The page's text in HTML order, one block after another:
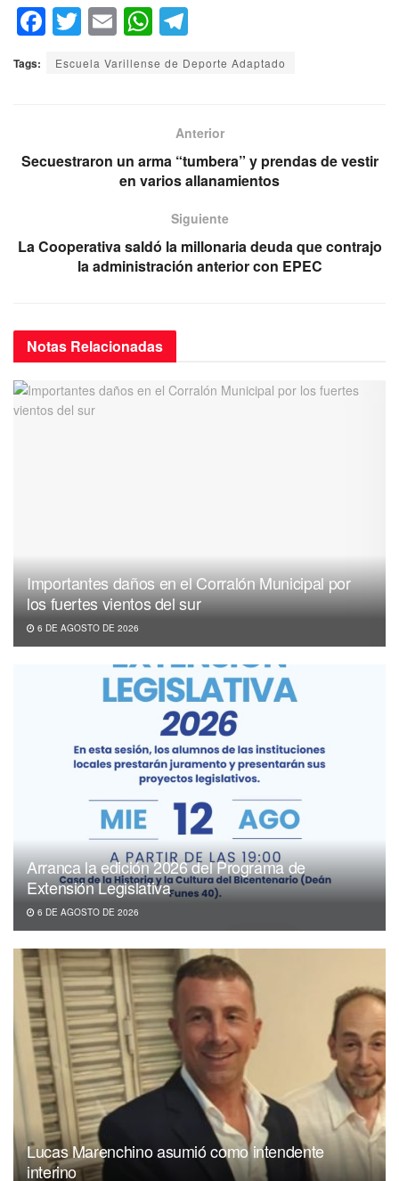
F
a
c
o
T
wi
tt
E
m
ail
W
at
p
p
el
e
a
m
Tags: Escuela Varillense de Deporte Adaptado
Anterior
Secuestraron un arma “tumbera” y prendas de vestir
en varios allanamientos
Siguiente
La Cooperativa saldó la millonaria deuda que contrajo
la administración anterior con EPEC
Notas Relacionadas
Importantes daños en el Corralón Municipal por
los fuertes vientos del sur
6 DE AGOSTO DE 2026
Arranca la edición 2026 del Programa de
Extensión Legislativa
6 DE AGOSTO DE 2026
Lucas Marenchino asumió como intendente
interino